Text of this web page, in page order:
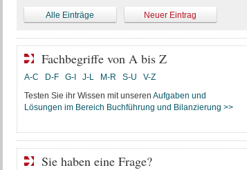
Alle Einträge Neuer Eintrag
Fachbegriffe von A bis Z
A-C D-F G-I J-L M-R S-U
V-Z
Testen Sie ihr Wissen mit unseren Aufgaben und
Lösungen im Bereich Buchführung und Bilanzierung >>
Sie haben eine Frage?